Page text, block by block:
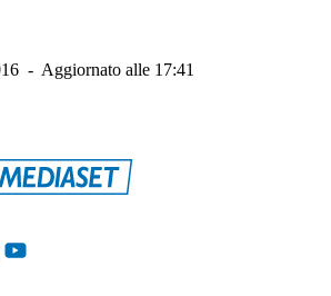
- Aggiornato alle 17:41